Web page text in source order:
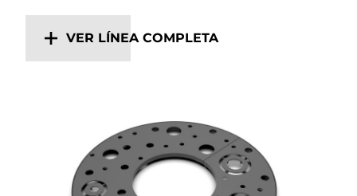
VER LÍNEA COMPLETA